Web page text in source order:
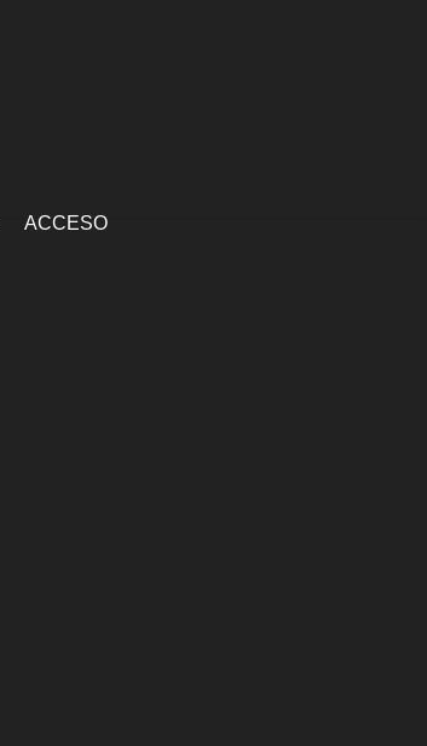
ACCESO